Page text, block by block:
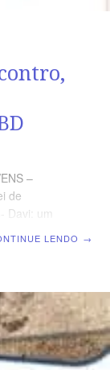
–
de
Davi: um
era
de seu lar.
tolo destrói a
LENDO →